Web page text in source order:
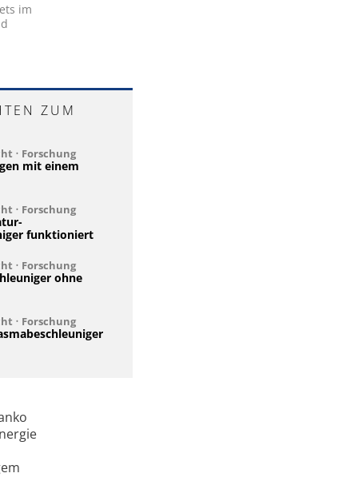
im
ZUM
• Forschung
mit einem
• Forschung
funktioniert
• Forschung
ohne
• Forschung